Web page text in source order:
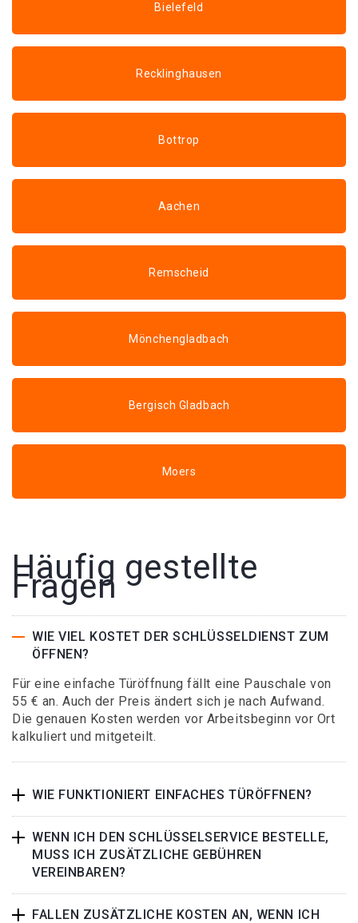
Bielefeld
Recklinghausen
Bottrop
Aachen
Remscheid
Mönchengladbach
Bergisch Gladbach
Moers
Häufig gestellte
Fragen
WIE VIEL KOSTET DER SCHLÜSSELDIENST ZUM
ÖFFNEN?
Für eine einfache Türöffnung fällt eine Pauschale von
55 € an. Auch der Preis ändert sich je nach Aufwand.
Die genauen Kosten werden vor Arbeitsbeginn vor Ort
kalkuliert und mitgeteilt.
WIE FUNKTIONIERT EINFACHES TÜRÖFFNEN?
WENN ICH DEN SCHLÜSSELSERVICE BESTELLE,
MUSS ICH ZUSÄTZLICHE GEBÜHREN
VEREINBAREN?
FALLEN ZUSÄTZLICHE KOSTEN AN, WENN ICH